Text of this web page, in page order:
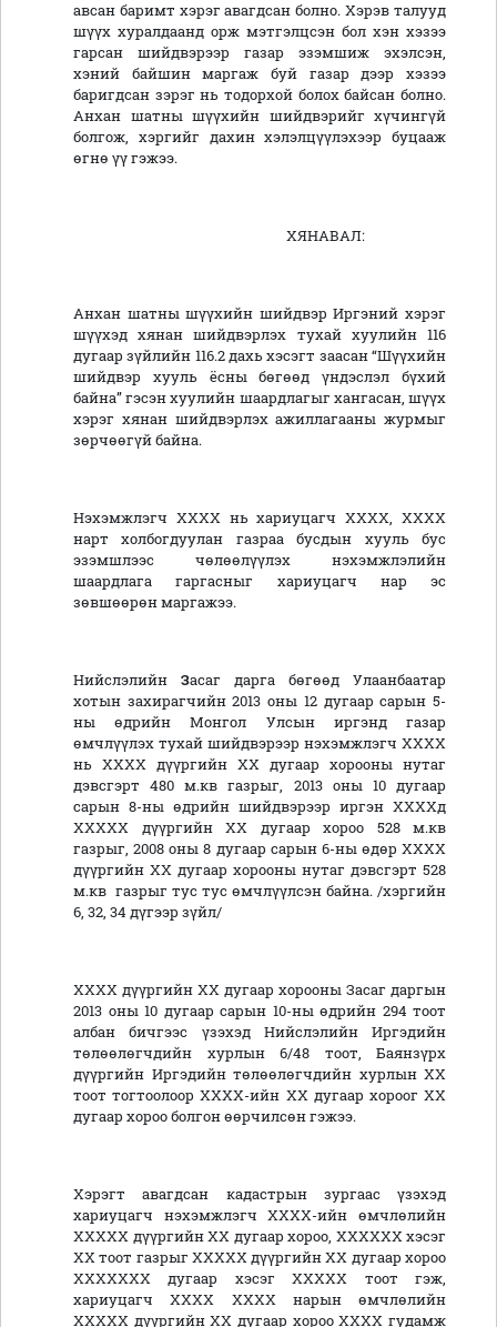
авсан баримт хэрэг авагдсан болно. Хэрэв талууд
шүүх хуралдаанд орж мэтгэлцсэн бол хэн хэзээ
гарсан шийдвэрээр газар эзэмшиж эхэлсэн,
хэний байшин маргаж буй газар дээр хэзээ
баригдсан зэрэг нь тодорхой болох байсан болно.
Анхан шатны шүүхийн шийдвэрийг хүчингүй
болгож, хэргийг дахин хэлэлцүүлэхээр буцааж
өгнө үү гэжээ.
ХЯНАВАЛ:
Анхан шатны шүүхийн шийдвэр Иргэний хэрэг
шүүхэд хянан шийдвэрлэх тухай хуулийн 116
дугаар зүйлийн 116.2 дахь хэсэгт заасан “Шүүхийн
шийдвэр хууль ёсны бөгөөд үндэслэл бүхий
байна” гэсэн хуулийн шаардлагыг хангасан, шүүх
хэрэг хянан шийдвэрлэх ажиллагааны журмыг
зөрчөөгүй байна.
Нэхэмжлэгч ХХХХ нь хариуцагч ХХХХ, ХХХХ
нарт холбогдуулан газраа бусдын хууль бус
эзэмшлээс чөлөөлүүлэх нэхэмжлэлийн
шаардлага гаргасныг хариуцагч нар эс
зөвшөөрөн маргажээ.
Нийслэлийн Засаг дарга бөгөөд Улаанбаатар
хотын захирагчийн 2013 оны 12 дугаар сарын 5-
ны өдрийн Монгол Улсын иргэнд газар
өмчлүүлэх тухай шийдвэрээр нэхэмжлэгч ХХХХ
нь ХХХХ дүүргийн ХХ дугаар хорооны нутаг
дэвсгэрт 480 м.кв газрыг, 2013 оны 10 дугаар
сарын 8-ны өдрийн шийдвэрээр иргэн ХХХХд
ХХХХХ дүүргийн ХХ дугаар хороо 528 м.кв
газрыг, 2008 оны 8 дугаар сарын 6-ны өдөр ХХХХ
дүүргийн ХХ дугаар хорооны нутаг дэвсгэрт 528
м.кв газрыг тус тус өмчлүүлсэн байна. /хэргийн
6, 32, 34 дүгээр зүйл/
ХХХХ дүүргийн ХХ дугаар хорооны Засаг даргын
2013 оны 10 дугаар сарын 10-ны өдрийн 294 тоот
албан бичгээс үзэхэд Нийслэлийн Иргэдийн
төлөөлөгчдийн хурлын 6/48 тоот, Баянзүрх
дүүргийн Иргэдийн төлөөлөгчдийн хурлын ХХ
тоот тогтоолоор ХХХХ-ийн ХХ дугаар хороог ХХ
дугаар хороо болгон өөрчилсөн гэжээ.
Хэрэгт авагдсан кадастрын зургаас үзэхэд
хариуцагч нэхэмжлэгч ХХХХ-ийн өмчлөлийн
ХХХХХ дүүргийн ХХ дугаар хороо, ХХХХХХ хэсэг
ХХ тоот газрыг ХХХХХ дүүргийн ХХ дугаар хороо
ХХХХХХХ дугаар хэсэг ХХХХХ тоот гэж,
хариуцагч ХХХХ ХХХХ нарын өмчлөлийн
ХХХХХ дүүргийн ХХ дугаар хороо ХХХХ гудамж